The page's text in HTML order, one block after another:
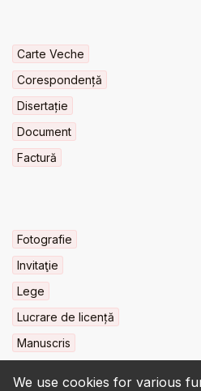
We use cookies for various
Carte Veche
Corespondență
Disertație
Document
Factură
Fotografie
Invitaţie
Lege
Lucrare de licență
Manuscris